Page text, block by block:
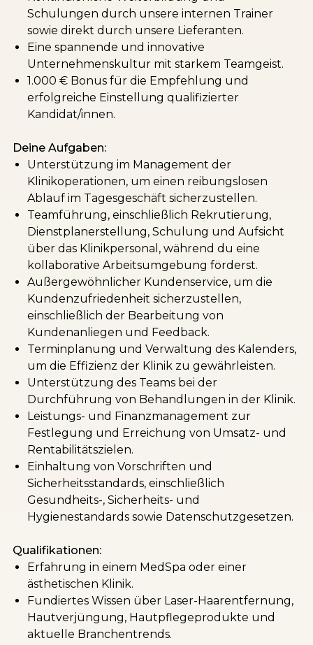
Schulungen durch unsere internen Trainer
sowie direkt durch unsere Lieferanten.
Eine spannende und innovative
Unternehmenskultur mit starkem Teamgeist.
1.000 € Bonus für die Empfehlung und
erfolgreiche Einstellung qualifizierter
Kandidat/innen.
Deine Aufgaben:
Unterstützung im Management der
Klinikoperationen, um einen reibungslosen
Ablauf im Tagesgeschäft sicherzustellen.
Teamführung, einschließlich Rekrutierung,
Dienstplanerstellung, Schulung und Aufsicht
über das Klinikpersonal, während du eine
kollaborative Arbeitsumgebung förderst.
Außergewöhnlicher Kundenservice, um die
Kundenzufriedenheit sicherzustellen,
einschließlich der Bearbeitung von
Kundenanliegen und Feedback.
Terminplanung und Verwaltung des Kalenders,
um die Effizienz der Klinik zu gewährleisten.
Unterstützung des Teams bei der
Durchführung von Behandlungen in der Klinik.
Leistungs- und Finanzmanagement zur
Festlegung und Erreichung von Umsatz- und
Rentabilitätszielen.
Einhaltung von Vorschriften und
Sicherheitsstandards, einschließlich
Gesundheits-, Sicherheits- und
Hygienestandards sowie Datenschutzgesetzen.
Qualifikationen:
Erfahrung in einem MedSpa oder einer
ästhetischen Klinik.
Fundiertes Wissen über Laser-Haarentfernung,
Hautverjüngung, Hautpflegeprodukte und
aktuelle Branchentrends.